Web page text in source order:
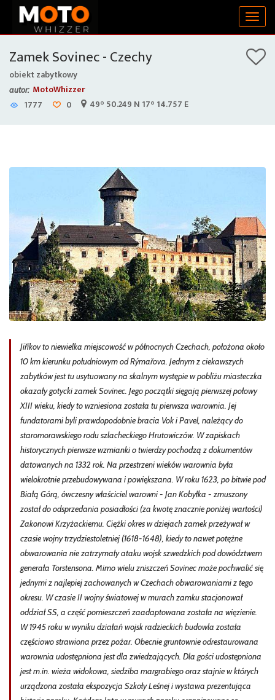
Zamek Sovinec - Czechy
obiekt zabytkowy
autor: MotoWhizzer
1777
0 49° 50.249 N 17° 14.757 E
Jiříkov to niewielka miejscowość w północnych Czechach, położona około
10 km kierunku południowym od Rýmařova. Jednym z ciekawszych
zabytków jest tu usytuowany na skalnym występie w pobliżu miasteczka
okazały gotycki zamek Sovinec. Jego początki sięgają pierwszej połowy
XIII wieku, kiedy to wzniesiona została tu pierwsza warownia. Jej
fundatorami byli prawdopodobnie bracia Vok i Pavel, należący do
staromorawskiego rodu szlacheckiego Hrutowiczów. W zapiskach
historycznych pierwsze wzmianki o twierdzy pochodzą z dokumentów
datowanych na 1332 rok. Na przestrzeni wieków warownia była
wielokrotnie przebudowywana i powiększana. W roku 1623, po bitwie pod
Białą Górą, ówczesny właściciel warowni - Jan Kobyłka - zmuszony
został do odsprzedania posiadłości (za kwotę znacznie poniżej wartości)
Zakonowi Krzyżackiemu. Ciężki okres w dziejach zamek przeżywał w
czasie wojny trzydziestoletniej (1618-1648), kiedy to nawet potężne
obwarowania nie zatrzymały ataku wojsk szwedzkich pod dowództwem
generała Torstensona. Mimo wielu zniszczeń Sovinec może pochwalić się
jednymi z najlepiej zachowanych w Czechach obwarowaniami z tego
okresu. W czasie II wojny światowej w murach zamku stacjonował
oddział SS, a część pomieszczeń zaadaptowana została na więzienie.
W 1945 roku w wyniku działań wojsk radzieckich budowla została
częściowo strawiona przez pożar. Obecnie gruntownie odrestaurowana
warownia udostępniona jest dla zwiedzających. Dla gości udostępniona
jest m.in. wieża widokowa, siedziba margrabiego oraz stajnie w których
urządzona została ekspozycja Szkoły Leśnej i wystawa prezentująca